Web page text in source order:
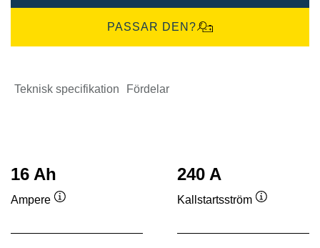
PASSAR DEN?
Teknisk specifikation Fördelar
16 Ah
Ampere
240 A
Kallstartsström